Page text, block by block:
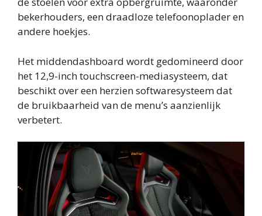
bekerhouders, een draadloze telefoonoplader en
andere hoekjes.
Het middendashboard wordt gedomineerd door
het 12,9-inch touchscreen-mediasysteem, dat
beschikt over een herzien softwaresysteem dat
de bruikbaarheid van de menu’s aanzienlijk
verbetert.